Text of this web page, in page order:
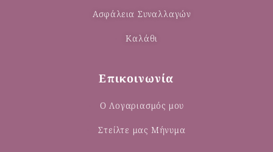
Ασφάλεια Συναλλαγών
Καλάθι
Επικοινωνία
Ο Λογαριασμός μου
Στείλτε μας Μήνυμα